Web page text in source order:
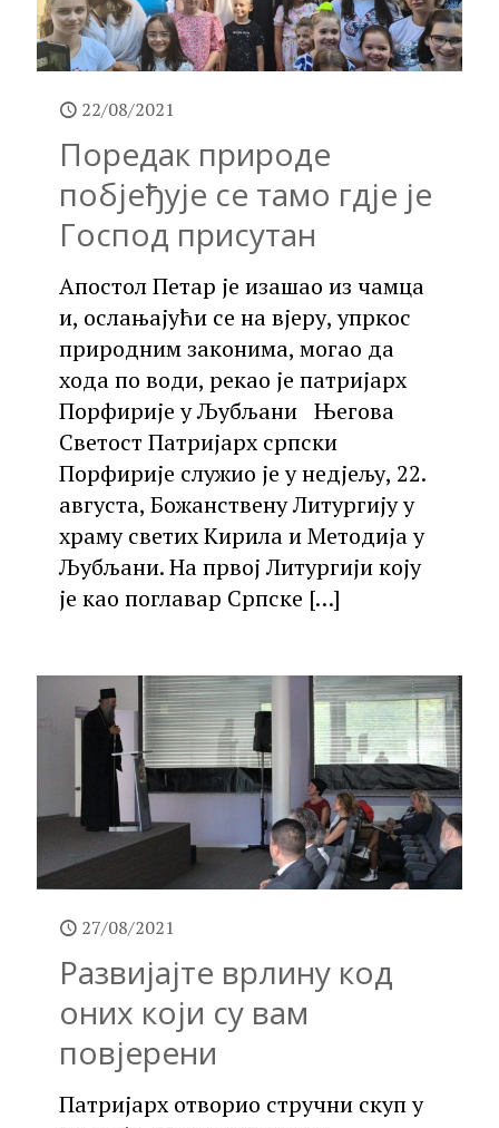
22/08/2021
Поредак природе
побјеђује се тамо гдје је
Господ присутан
Апостол Петар је изашао из чамца
и, ослањајући се на вјеру, упркос
природним законима, могао да
хода по води, рекао је патријарх
Порфирије у Љубљани Његова
Светост Патријарх српски
Порфирије служио је у недјељу, 22.
августа, Божанствену Литургију у
храму светих Кирила и Методија у
Љубљани. На првој Литургији коју
је као поглавар Српске […]
27/08/2021
Развијајте врлину код
оних који су вам
повјерени
Патријарх отворио стручни скуп у